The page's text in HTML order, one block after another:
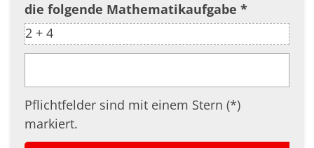
die folgende Mathematikaufgabe *
2 + 4
Pflichtfelder sind mit einem Stern (*)
markiert.